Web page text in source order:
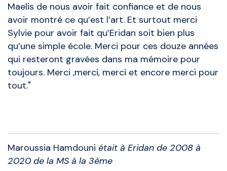
Maelis de nous avoir fait confiance et de nous
avoir montré ce qu’est l’art. Et surtout merci
Sylvie pour avoir fait qu’Eridan soit bien plus
qu’une simple école. Merci pour ces douze années
qui resteront gravées dans ma mémoire pour
toujours. Merci ,merci, merci et encore merci pour
tout."
Maroussia Hamdouni était à Eridan de 2008 à
2020 de la MS à la 3ème